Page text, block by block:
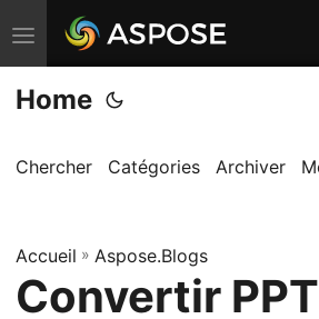
B
a
s
u
r
l
Home
Chercher Catégories Archiver
Accueil » Aspose.Blogs
Convertir